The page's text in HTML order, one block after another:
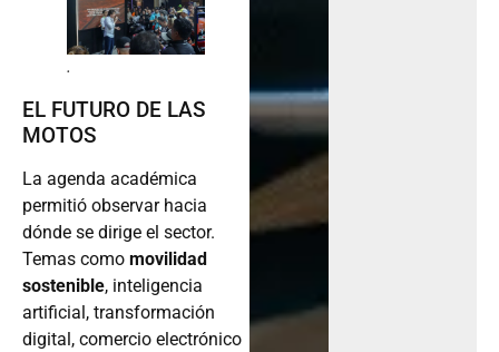
.
EL FUTURO DE LAS
MOTOS
La agenda académica
permitió observar hacia
dónde se dirige el sector.
Temas como movilidad
sostenible, inteligencia
artificial, transformación
digital, comercio electrónico